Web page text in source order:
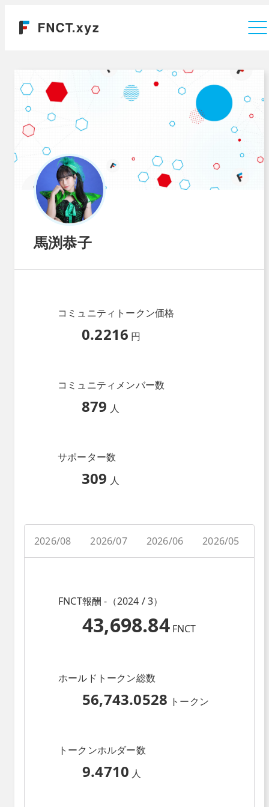
馬渕恭子
コミュニティトークン価格
0.2216 円
コミュニティメンバー数
879 人
サポーター数
309 人
2026/08 2026/07 2026/06 2026/05
FNCT報酬 -（2024 / 3）
43,698.84 FNCT
ホールドトークン総数
56,743.0528 トークン
トークンホルダー数
9.4710 人